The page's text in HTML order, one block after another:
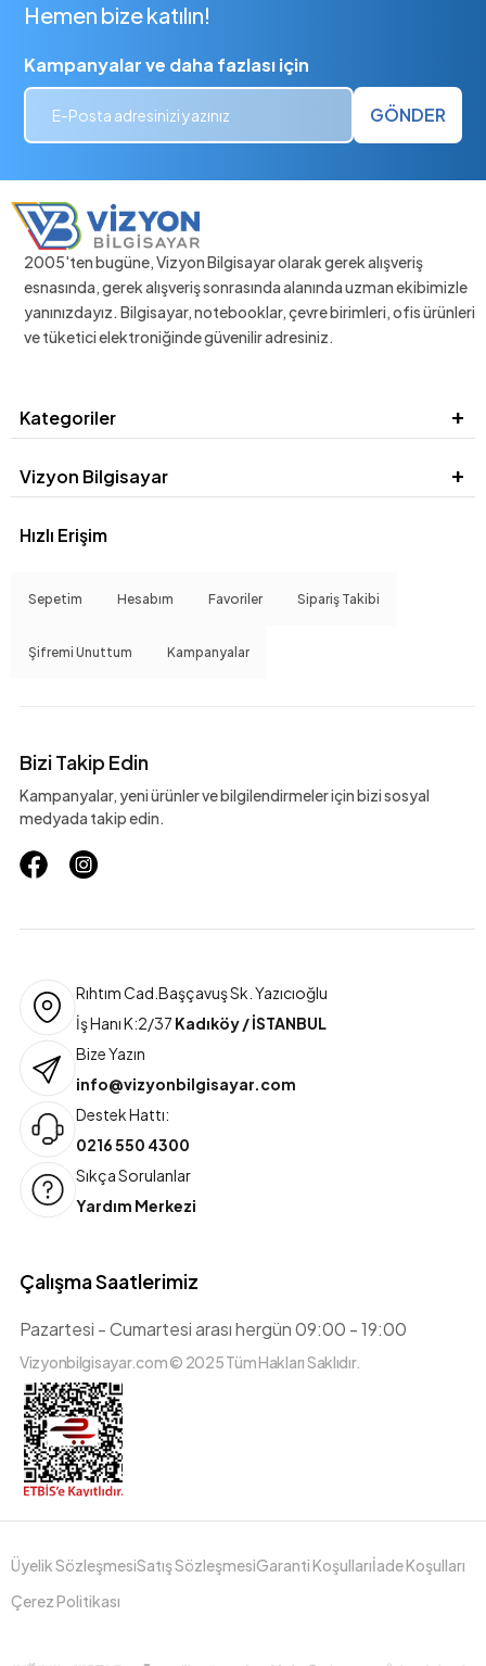
Hemen bize katılın!
Kampanyalar ve daha fazlası için
GÖNDER
2005'ten bugüne, Vizyon Bilgisayar olarak gerek alışveriş
esnasında, gerek alışveriş sonrasında alanında uzman ekibimizle
yanınızdayız. Bilgisayar, notebooklar, çevre birimleri, ofis ürünleri
ve tüketici elektroniğinde güvenilir adresiniz.
Kategoriler
Vizyon Bilgisayar
Hızlı Erişim
Sepetim Hesabım Favoriler Sipariş Takibi
Şifremi Unuttum Kampanyalar
Bizi Takip Edin
Kampanyalar, yeni ürünler ve bilgilendirmeler için bizi sosyal
medyada takip edin.
Rıhtım Cad.Başçavuş Sk. Yazıcıoğlu
İş Hanı K:2/37 Kadıköy / İSTANBUL
Bize Yazın
info@vizyonbilgisayar.com
Destek Hattı:
0216 550 4300
Sıkça Sorulanlar
Yardım Merkezi
Çalışma Saatlerimiz
Pazartesi - Cumartesi arası hergün 09:00 - 19:00
Vizyonbilgisayar.com © 2025 Tüm Hakları Saklıdır.
Üyelik SözleşmesiSatış SözleşmesiGaranti Koşullarıİade Koşulları
Çerez Politikası